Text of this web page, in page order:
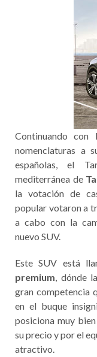
Continuando
nomenclaturas a
españolas, el
mediterránea de
la votación de
popular votaron a
a cabo con la
nuevo SUV.
Este SUV está
premium, dónde
gran competencia
en el buque
posiciona muy
su precio y por el
atractivo.